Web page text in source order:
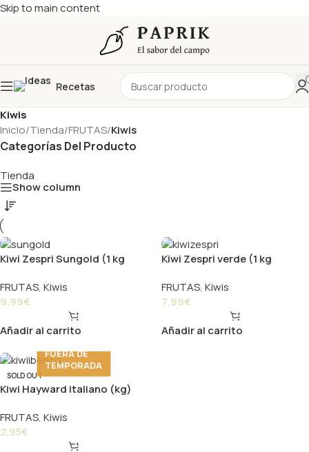
Skip to main content
Recetas
Kiwis
Inicio/Tienda/FRUTAS/Kiwis
Categorías Del Producto
Tienda
Show column
Kiwi Zespri Sungold (1 kg
FRUTAS, Kiwis
9,99€
Añadir al carrito
Kiwi Zespri verde (1 kg
FRUTAS, Kiwis
7,99€
Añadir al carrito
FUERA DE
TEMPORADA
SOLD OUT
Kiwi Hayward italiano (kg)
FRUTAS, Kiwis
2,95€